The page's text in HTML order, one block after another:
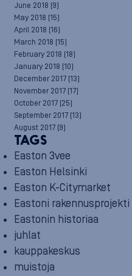
June 2018 (9)
May 2018 (15)
April 2018 (16)
March 2018 (15)
February 2018 (18)
January 2018 (10)
December 2017 (13)
November 2017 (17)
October 2017 (25)
September 2017 (13)
August 2017 (9)
TAGS
Easton 3vee
Easton Helsinki
Easton K-Citymarket
Eastoni rakennusprojekti
Eastonin historiaa
juhlat
kauppakeskus
muistoja